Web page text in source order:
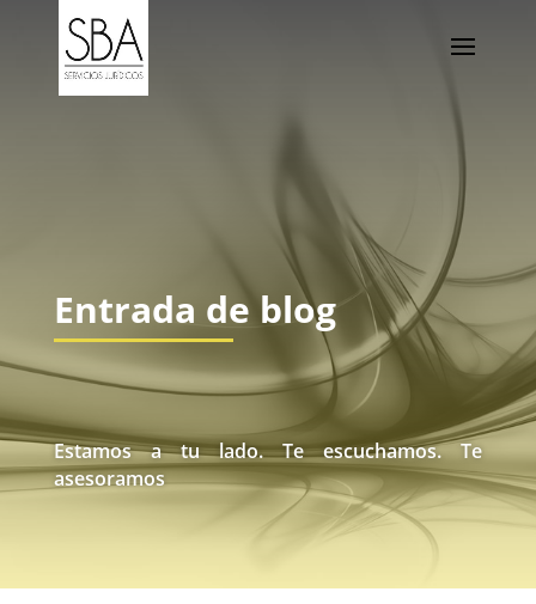
Entrada de blog
Estamos a tu lado. Te escuchamos. Te
asesoramos